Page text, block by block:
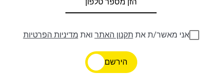
אני מאשר/ת את תקנון האתר ואת מדיניות הפרטיות
הירשם